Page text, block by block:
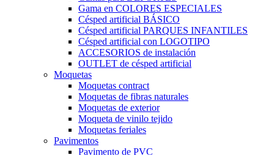
Gama en COLORES ESPECIALES
Césped artificial BÁSICO
Césped artificial PARQUES INFANTILES
Césped artificial con LOGOTIPO
ACCESORIOS de instalación
OUTLET de césped artificial
Moquetas
Moquetas contract
Moquetas de fibras naturales
Moquetas de exterior
Moqueta de vinilo tejido
Moquetas feriales
Pavimentos
Pavimento de PVC